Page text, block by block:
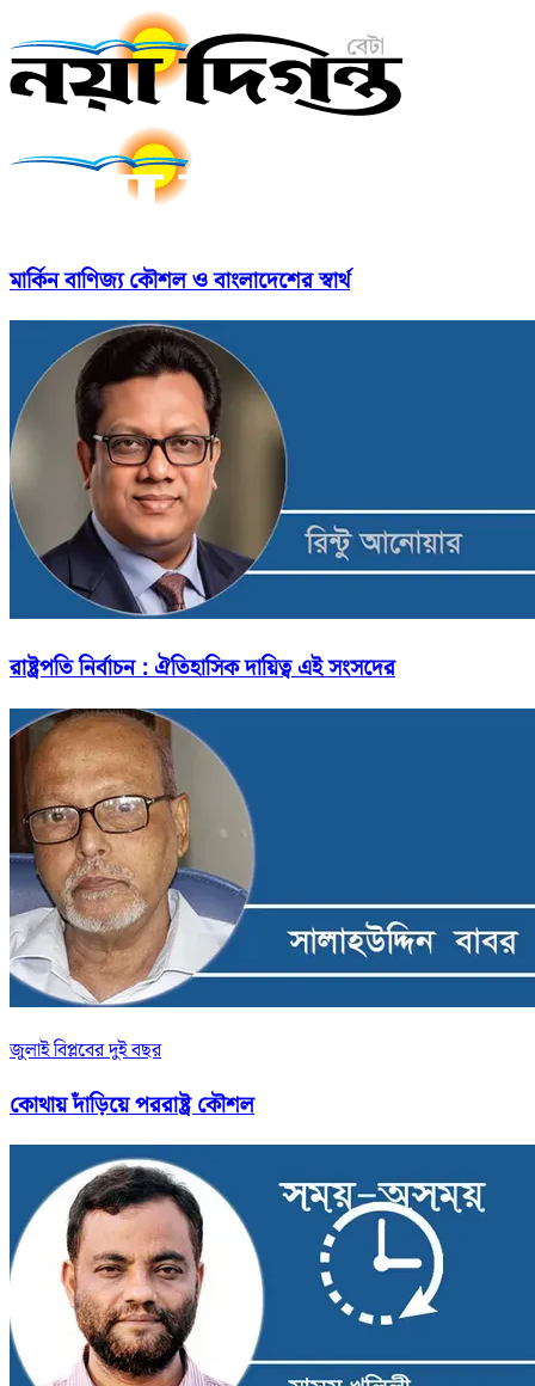
মার্কিন বাণিজ্য কৌশল ও বাংলাদেশের স্বার্থ
রাষ্ট্রপতি নির্বাচন : ঐতিহাসিক দায়িত্ব এই সংসদের
জুলাই বিপ্লবের দুই বছর
কোথায় দাঁড়িয়ে পররাষ্ট্র কৌশল